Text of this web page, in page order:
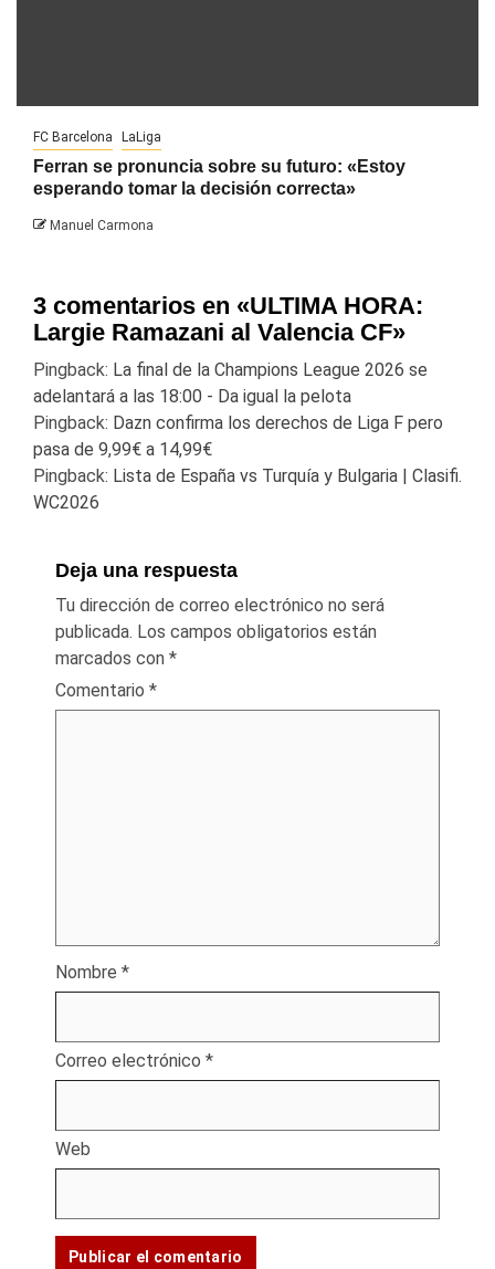
FC Barcelona LaLiga
Ferran se pronuncia sobre su futuro: «Estoy
esperando tomar la decisión correcta»
Manuel Carmona
3 comentarios en «ULTIMA HORA:
Largie Ramazani al Valencia CF»
Pingback: La final de la Champions League 2026 se
adelantará a las 18:00 - Da igual la pelota
Pingback: Dazn confirma los derechos de Liga F pero
pasa de 9,99€ a 14,99€
Pingback: Lista de España vs Turquía y Bulgaria | Clasifi.
WC2026
Deja una respuesta
Tu dirección de correo electrónico no será
publicada. Los campos obligatorios están
marcados con *
Comentario *
Nombre *
Correo electrónico *
Web